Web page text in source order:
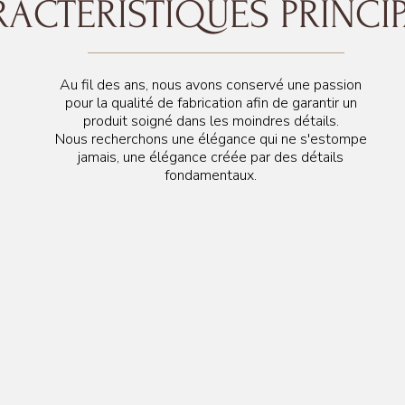
215 cm
Au fil des ans, nous avons conservé une passion
pour la qualité de fabrication afin de garantir un
produit soigné dans les moindres détails.
Nous recherchons une élégance qui ne s'estompe
jamais, une élégance créée par des détails
fondamentaux.